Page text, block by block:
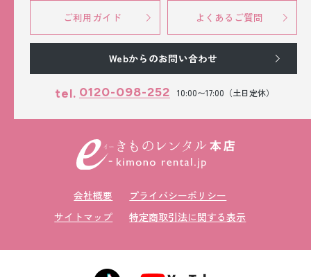
ご利用ガイド よくあるご質問
Webからのお問い合わせ
tel. 0120-098-252 10:00〜17:00（土日定休）
会社概要
プライバシーポリシー
サイトマップ
特定商取引法に関する表示